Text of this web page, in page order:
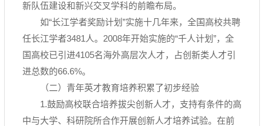
新队伍建设和新兴交叉学科的前瞻布局。
如“长江学者奖励计划”实施十几年来，全国高校共聘
任长江学者3481人。2008年开始实施的“千人计划”，全
国高校已引进4105名海外高层次人才，占创新类人才引
进总数的66.6%。
（二）青年英才教育培养积累了初步经验
1.鼓励高校联合培养拔尖创新人才，支持有条件的高
中与大学、科研院所合作开展创新人才培养试验。在前